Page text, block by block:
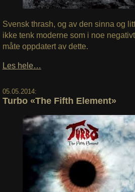
Svensk thrash, og av den sinna og
ikke tenk moderne som i noe
måte oppdatert av dette.
Les hele…
05.05.2014:
Turbo «The Fifth Element»